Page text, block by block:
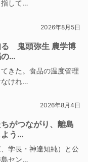
指して…
2026年8月5日
る 鬼頭弥生 農学博
…
きた。食品の温度管理
なけれ…
2026年8月4日
がつながり、離島
よう…
学長・神達知純）と公
島セン…